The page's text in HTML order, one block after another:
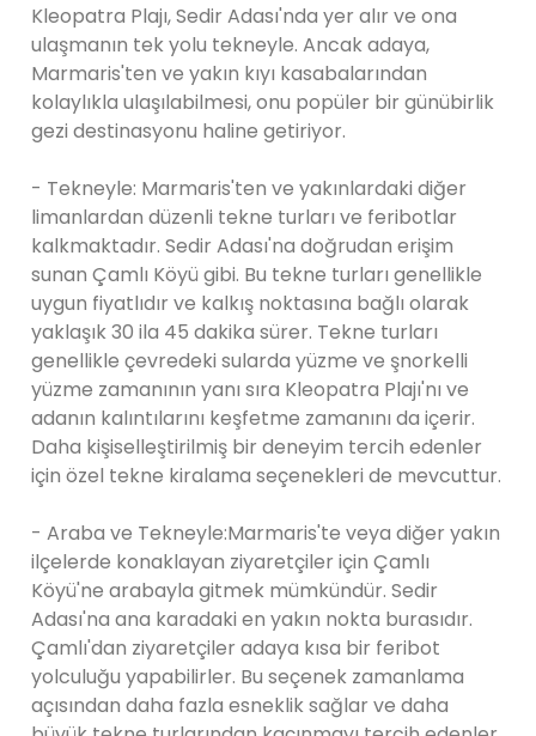
Kleopatra Plajı, Sedir Adası'nda yer alır ve ona
ulaşmanın tek yolu tekneyle. Ancak adaya,
Marmaris'ten ve yakın kıyı kasabalarından
kolaylıkla ulaşılabilmesi, onu popüler bir günübirlik
gezi destinasyonu haline getiriyor.
- Tekneyle: Marmaris'ten ve yakınlardaki diğer
limanlardan düzenli tekne turları ve feribotlar
kalkmaktadır. Sedir Adası'na doğrudan erişim
sunan Çamlı Köyü gibi. Bu tekne turları genellikle
uygun fiyatlıdır ve kalkış noktasına bağlı olarak
yaklaşık 30 ila 45 dakika sürer. Tekne turları
genellikle çevredeki sularda yüzme ve şnorkelli
yüzme zamanının yanı sıra Kleopatra Plajı'nı ve
adanın kalıntılarını keşfetme zamanını da içerir.
Daha kişiselleştirilmiş bir deneyim tercih edenler
için özel tekne kiralama seçenekleri de mevcuttur.
- Araba ve Tekneyle:Marmaris'te veya diğer yakın
ilçelerde konaklayan ziyaretçiler için Çamlı
Köyü'ne arabayla gitmek mümkündür. Sedir
Adası'na ana karadaki en yakın nokta burasıdır.
Çamlı'dan ziyaretçiler adaya kısa bir feribot
yolculuğu yapabilirler. Bu seçenek zamanlama
açısından daha fazla esneklik sağlar ve daha